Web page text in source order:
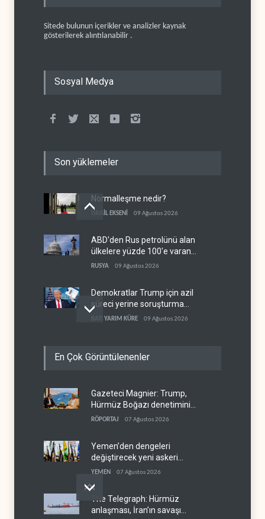
Sitede bulunun içerikler ve analizler kaynak
gösterilerek alıntılanabilir .
Sosyal Medya
Son yüklemeler
Normalleşme nedir?
İSRAİL EKSENİ 09 Ağustos 2026
ABD'den Rus petrolünü alan
ülkelere yüzde 100'e varan
gümrük vergisi
RUSYA 09 Ağustos 2026
Demokratlar Trump için azil
süreci yerine soruşturma
hazırlıyor
BATI YARIM KÜRE 09 Ağustos 2026
Afrika'daki petrol
Pentagon silah şirketlerine
21 gün süre verdi
BATI YARIM KÜRE
En Çok Görüntülenenler
Gazeteci Magnier: Trump,
Hürmüz Boğazı denetimini
doğrudan İran ve Umman'a
RÖPORTAJ 07 Ağustos 2026
Yemen’den dengeleri
değiştirecek yeni askeri
denklem
YEMEN 07 Ağustos 2026
The Telegraph: Hürmüz
anlaşması, İran’ın savaşı